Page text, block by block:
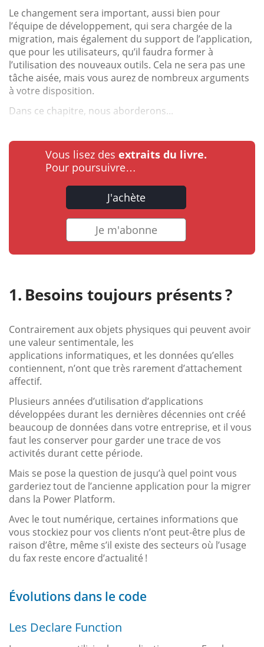
Le changement sera important, aussi bien pour
l’équipe de développement, qui sera chargée de la
migration, mais également du support de l’application,
que pour les utilisateurs, qu’il faudra former à
l’utilisation des nouveaux outils. Cela ne sera pas une
tâche aisée, mais vous aurez de nombreux arguments
à votre disposition.
Dans ce chapitre, nous aborderons...
Vous lisez des extraits du livre.
Pour poursuivre…
J'achète
Je m'abonne
Besoins toujours présents ?
Contrairement aux objets physiques qui peuvent avoir
une valeur sentimentale, les
applications informatiques, et les données qu’elles
contiennent, n’ont que très rarement d’attachement
affectif.
Plusieurs années d’utilisation d’applications
développées durant les dernières décennies ont créé
beaucoup de données dans votre entreprise, et il vous
faut les conserver pour garder une trace de vos
activités durant cette période.
Mais se pose la question de jusqu’à quel point vous
garderiez tout de l’ancienne application pour la migrer
dans la Power Platform.
Avec le tout numérique, certaines informations que
vous stockiez pour vos clients n’ont peut-être plus de
raison d’être, même s’il existe des secteurs où l’usage
du fax reste encore d’actualité !
Évolutions dans le code
Les Declare Function